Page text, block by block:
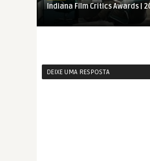
Indiana Film Critics Awards |
DEIXE UMA RESPOSTA